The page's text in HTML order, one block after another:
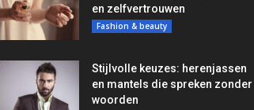
en zelfvertrouwen
Fashion & beauty
Stijlvolle keuzes: herenjassen
en mantels die spreken zonder
woorden